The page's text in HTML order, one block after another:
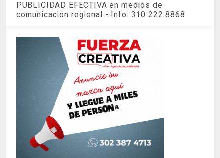
PUBLICIDAD EFECTIVA en medios de
comunicación regional - Info: 310 222 8868